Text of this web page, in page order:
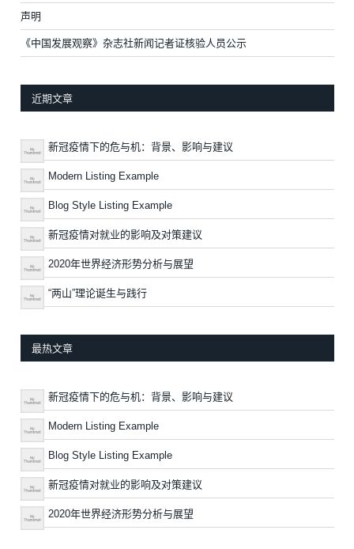
声明
《中国发展观察》杂志社新闻记者证核验人员公示
近期文章
新冠疫情下的危与机：背景、影响与建议
Modern Listing Example
Blog Style Listing Example
新冠疫情对就业的影响及对策建议
2020年世界经济形势分析与展望
“两山”理论诞生与践行
最热文章
新冠疫情下的危与机：背景、影响与建议
Modern Listing Example
Blog Style Listing Example
新冠疫情对就业的影响及对策建议
2020年世界经济形势分析与展望